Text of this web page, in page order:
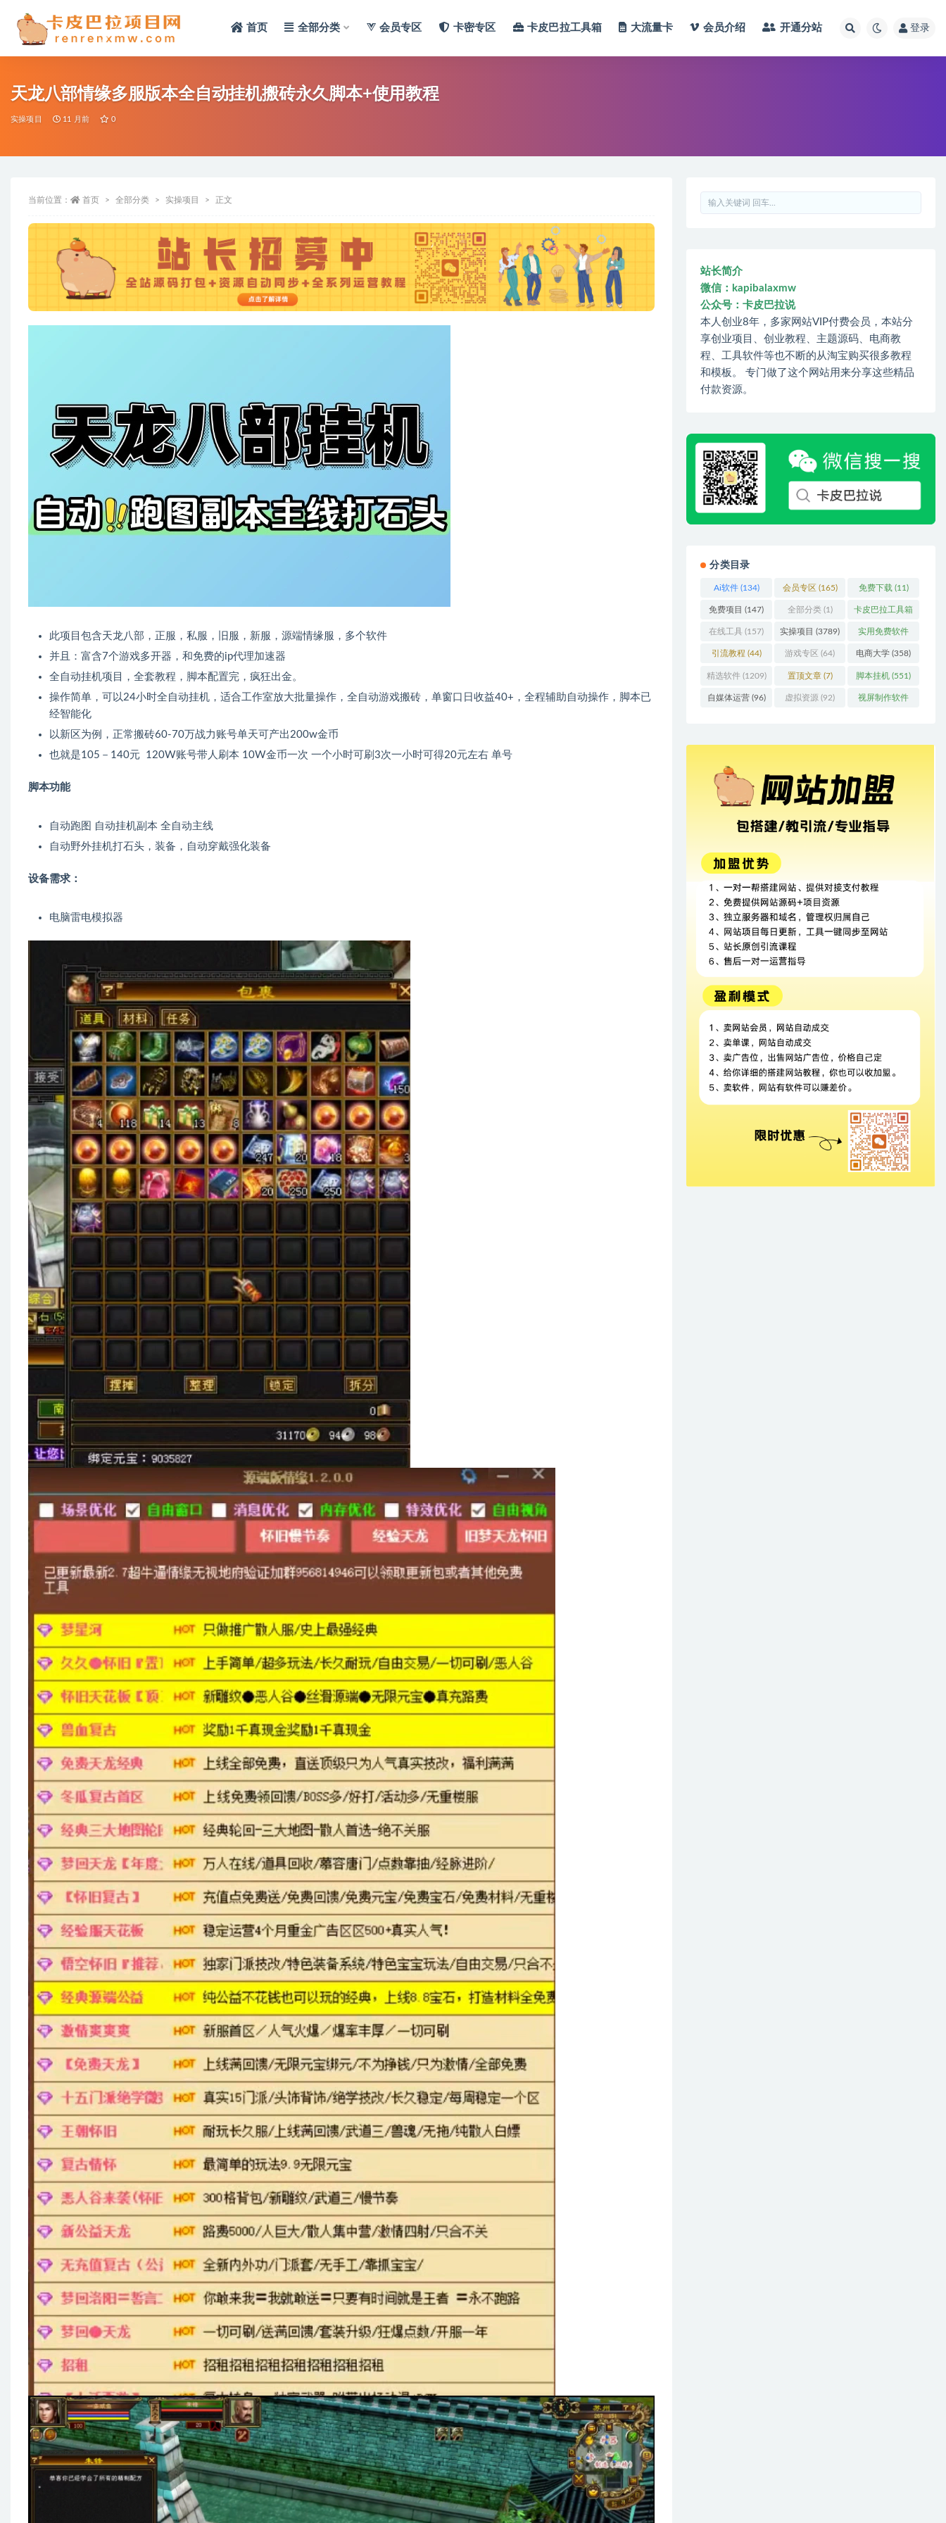
首页 全部分类 会员专区 卡密专区 卡皮巴拉工具箱 大流量卡 会员介绍 开通分站 登录
天龙八部情缘多服版本全自动挂机搬砖永久脚本+使用教程
实操项目 11 月前 0
当前位置： 首页 全部分类 实操项目 正文
此项目包含天龙八部，正服，私服，旧服，新服，源端情缘服，多个软件
并且：富含7个游戏多开器，和免费的ip代理加速器
全自动挂机项目，全套教程，脚本配置完，疯狂出金。
操作简单，可以24小时全自动挂机，适合工作室放大批量操作，全自动游戏搬砖，单窗口日收益40+，全程辅助自动操作，脚本已
经智能化
以新区为例，正常搬砖60-70万战力账号单天可产出200w金币
也就是105－140元 120W账号带人刷本 10W金币一次 一个小时可刷3次一小时可得20元左右 单号
脚本功能
自动跑图 自动挂机副本 全自动主线
自动野外挂机打石头，装备，自动穿戴强化装备
设备需求：
电脑雷电模拟器
站长简介
微信：kapibalaxmw
公众号：卡皮巴拉说
本人创业8年，多家网站VIP付费会员，本站分
享创业项目、创业教程、主题源码、电商教
程、工具软件等也不断的从淘宝购买很多教程
和模板。 专门做了这个网站用来分享这些精品
付款资源。
分类目录
Ai软件(134) 会员专区 (165) 免费下载 (11)
免费项目 (147) 全部分类(1) 卡皮巴拉工具箱
(3)
在线工具 (157) 实操项目 (3789) 实用免费软件
(415)
引流教程 (44) 游戏专区 (64) 电商大学 (358)
精选软件(1209) 置顶文章(7) 脚本挂机 (551)
自媒体运营(96) 虚拟资源 (92) 视屏制作软件